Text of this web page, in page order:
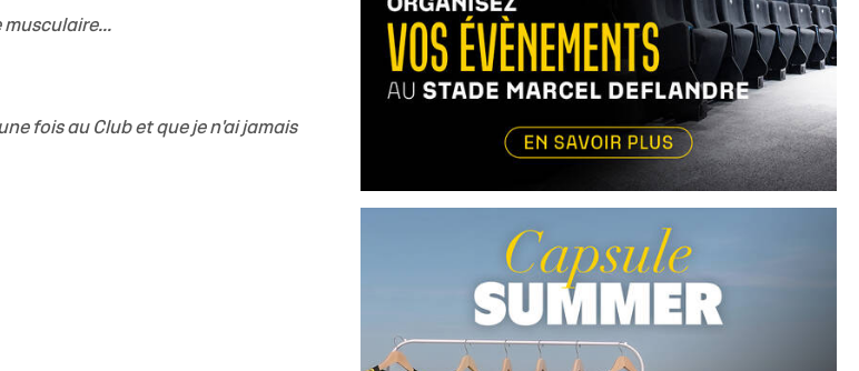
musculaire...
fois au Club et que je n'ai jamais